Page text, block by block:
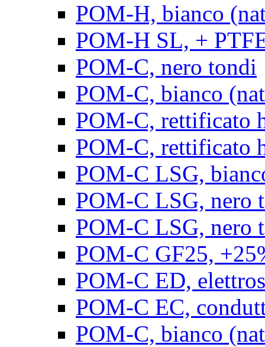
POM-H, bianco
POM-H SL, +
POM-C, nero tondi
POM-C, bianco
POM-C, rettificato
POM-C, rettificato
POM-C LSG,
POM-C LSG, nero
POM-C LSG, nero
POM-C GF25,
POM-C ED,
POM-C EC,
POM-C, bianco